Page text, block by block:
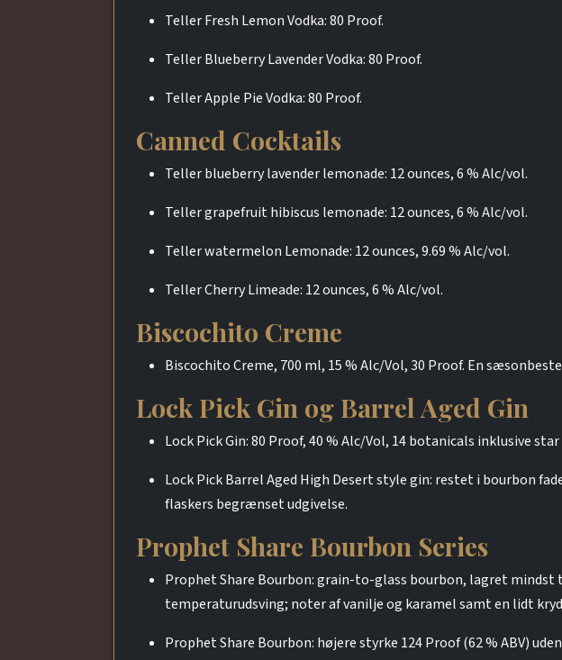
Teller Fresh Lemon Vodka: 80 Proof.
Teller Blueberry Lavender Vodka: 80 Proof.
Teller Apple Pie Vodka: 80 Proof.
Canned Cocktails
Teller blueberry lavender lemonade: 12 ounces, 6 % Alc/vol.
Teller grapefruit hibiscus lemonade: 12 ounces, 6 % Alc/vol.
Teller watermelon Lemonade: 12 ounces, 9.69 % Alc/vol.
Teller Cherry Limeade: 12 ounces, 6 % Alc/vol.
Biscochito Creme
Biscochito Creme, 700 ml, 15 % Alc/Vol, 30 Proof. En
Lock Pick Gin og Barrel Aged Gin
Lock Pick Gin: 80 Proof, 40 % Alc/Vol, 14 botanicals inklusive
Lock Pick Barrel Aged High Desert style gin: restet i bourbon
flaskers begrænset udgivelse.
Prophet Share Bourbon Series
Prophet Share Bourbon: grain-to-glass bourbon, lagret
temperaturudsving; noter af vanilje og karamel samt en lidt
Prophet Share Bourbon: højere styrke 124 Proof (62 % ABV)